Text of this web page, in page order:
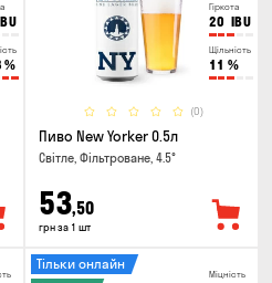
%
Гіркота
20 IBU
Щільність
11 %
(0)
Пиво New Yorker 0.5л
Світле, Фільтроване, 4.5°
53,50
грн за 1 шт
Міцність
Тільки онлайн